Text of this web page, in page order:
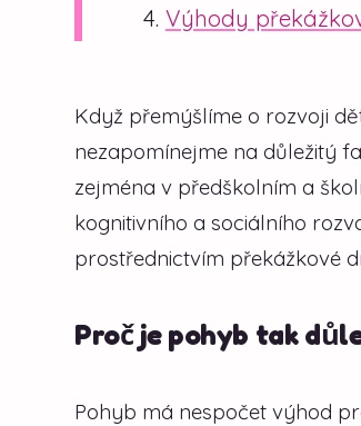
Výhody
Když přemýšlíme o rozvoji
nezapomínejme na důležitý
zejména v předškolním a
kognitivního a sociálního
prostřednictvím překážkové
Proč je pohyb tak
Pohyb má nespočet výhod